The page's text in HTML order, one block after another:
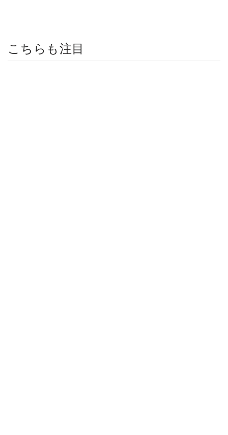
こちらも注目